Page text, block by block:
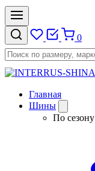
0
Главная
Шины
По сезону